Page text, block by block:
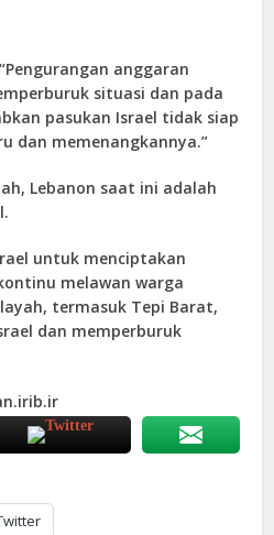
anggaran
situasi dan pada
pasukan Israel tidak siap
dan memenangkannya.”
Lebanon saat ini adalah
untuk menciptakan
melawan warga
termasuk Tepi Barat,
dan memperburuk